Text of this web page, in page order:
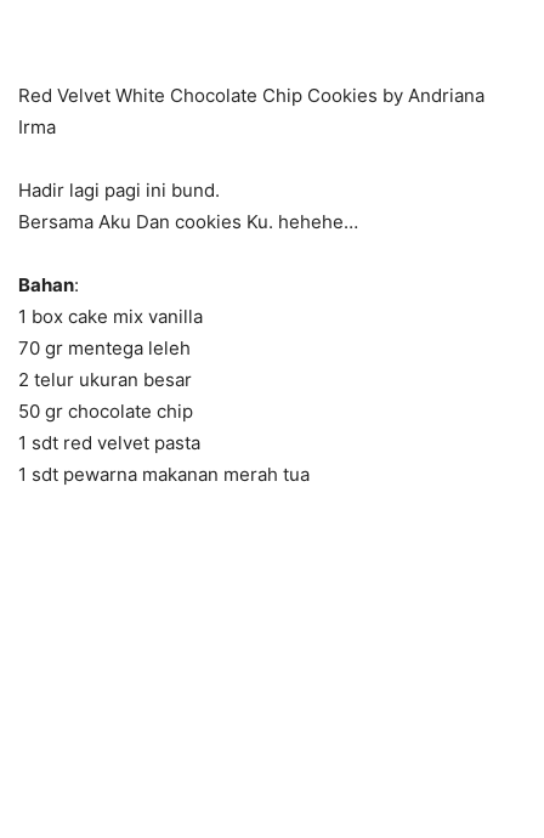
Red Velvet White Chocolate Chip Cookies by Andriana
Irma
Hadir lagi pagi ini bund.
Bersama Aku Dan cookies Ku. hehehe…
Bahan:
1 box cake mix vanilla
70 gr mentega leleh
2 telur ukuran besar
50 gr chocolate chip
1 sdt red velvet pasta
1 sdt pewarna makanan merah tua